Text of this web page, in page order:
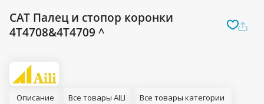
CAT Палец и стопор коронки
4T4708&4T4709 ^
Описание Все товары AILI Все товары категории